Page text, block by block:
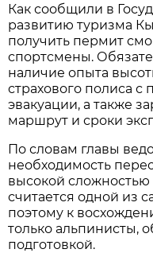
Как сообщили в
развитию туризма
получить пермит
спортсмены.
наличие опыта
страхового полиса
эвакуации, а также
маршрут и сроки
По словам главы
необходимость
высокой
считается одной из
поэтому к
только альпинисты,
подготовкой.